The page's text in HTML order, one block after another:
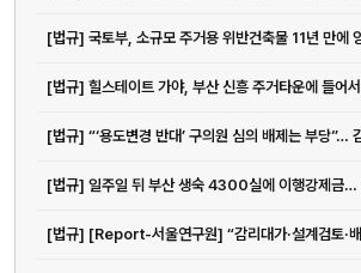
[법규] 국토부, 소규모 주거용 위반건축물 11년 만
[법규] “‘용도변경 반대’ 구의원 심의 배제는 부당”…
[법규] [Report-서울연구원] “감리대가·설계검토·